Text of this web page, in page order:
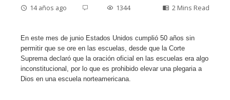
14 años ago 1344 2 Mins Read
En este mes de junio Estados Unidos cumplió 50 años sin
permitir que se ore en las escuelas, desde que la Corte
Suprema declaró que la oración oficial en las escuelas era algo
inconstitucional, por lo que es prohibido elevar una plegaria a
Dios en una escuela norteamericana.